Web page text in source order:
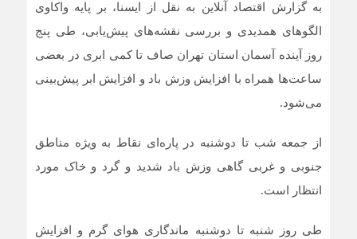
به گزارش اقتصاد آنلاین به نقل از ایسنا، بر پایه واکاوی
الگوهای همدیدی و بررسی نقشه‌های پیش‌یابی، طی پنج
روز آینده آسمان استان تهران صاف تا کمی ابری در بعضی
ساعت‌ها همراه با افزایش وزش باد و افزایش ابر پیش‌بینی
می‌شود.
از جمعه شب تا دوشنبه در پاره‌ای نقاط به ویژه مناطق
جنوبی و غربی گاهی وزش باد شدید و گرد و خاک مورد
انتظار است.
طی روز شنبه تا دوشنبه ماندگاری هوای گرم و افزایش